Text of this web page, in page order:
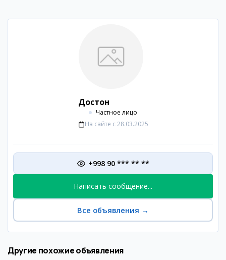
Достон
Частное лицо
На сайте с 28.03.2025
+998 90 *** ** **
Написать сообщение...
Все объявления →
Другие похожие объявления